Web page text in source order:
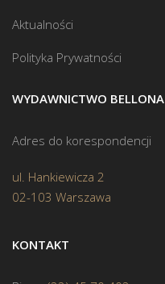
Aktualności
Polityka Prywatności
WYDAWNICTWO BELLONA
Adres do korespondencji
ul. Hankiewicza 2
02-103 Warszawa
KONTAKT